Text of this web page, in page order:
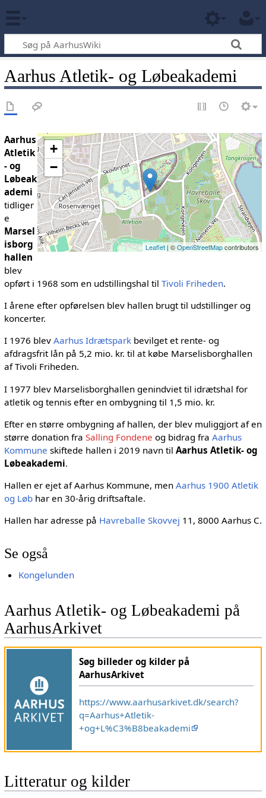
Aarhus Atletik- og Løbeakademi
+
−
Leaflet | ©OpenStreetMapcontributors
Aarhus
Atletik
- og
Løbeak
ademi
tidliger
e
Marsel
isborg
hallen
blev
opført i 1968 som en udstillingshal til Tivoli Friheden.
I årene efter opførelsen blev hallen brugt til udstillinger og
koncerter.
I 1976 blev Aarhus Idrætsparkbevilget et rente- og
afdragsfrit lån på 5,2 mio. kr. til at købe Marselisborghallen
af Tivoli Friheden.
I 1977 blev Marselisborghallen genindviet til idrætshal for
atletik og tennis efter en ombygning til 1,5 mio. kr.
Efter en større ombygning af hallen, der blev muliggjort af en
større donation fra Salling Fondene og bidrag fra Aarhus
Kommune skiftede hallen i 2019 navn til Aarhus Atletik- og
Løbeakademi.
Hallen er ejet af Aarhus Kommune, men Aarhus 1900 Atletik
og Løbhar en 30-årig driftsaftale.
Hallen har adresse på Havreballe Skovvej 11, 8000 Aarhus C.
Se også
Kongelunden
Aarhus Atletik- og Løbeakademi på
AarhusArkivet
Søg billeder og kilder på
AarhusArkivet
https://www.aarhusarkivet.dk/search?
q=Aarhus+Atletik-
+og+L%C3%B8beakademi
Litteratur og kilder